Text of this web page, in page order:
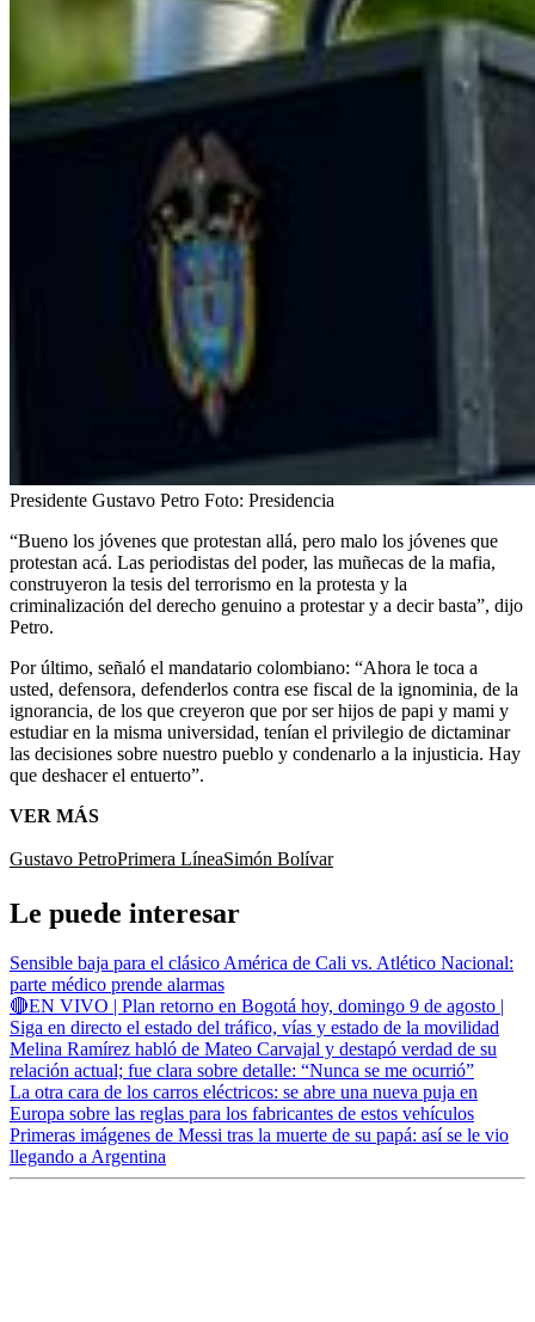
Presidente Gustavo Petro Foto: Presidencia
“Bueno los jóvenes que protestan allá, pero malo los jóvenes que
protestan acá. Las periodistas del poder, las muñecas de la mafia,
construyeron la tesis del terrorismo en la protesta y la
criminalización del derecho genuino a protestar y a decir basta”, dijo
Petro.
Por último, señaló el mandatario colombiano: “Ahora le toca a
usted, defensora, defenderlos contra ese fiscal de la ignominia, de la
ignorancia, de los que creyeron que por ser hijos de papi y mami y
estudiar en la misma universidad, tenían el privilegio de dictaminar
las decisiones sobre nuestro pueblo y condenarlo a la injusticia. Hay
que deshacer el entuerto”.
VER MÁS
Gustavo PetroPrimera LíneaSimón Bolívar
Le puede interesar
Sensible baja para el clásico América de Cali vs. Atlético Nacional:
parte médico prende alarmas
🔴EN VIVO | Plan retorno en Bogotá hoy, domingo 9 de agosto |
Siga en directo el estado del tráfico, vías y estado de la movilidad
Melina Ramírez habló de Mateo Carvajal y destapó verdad de su
relación actual; fue clara sobre detalle: “Nunca se me ocurrió”
La otra cara de los carros eléctricos: se abre una nueva puja en
Europa sobre las reglas para los fabricantes de estos vehículos
Primeras imágenes de Messi tras la muerte de su papá: así se le vio
llegando a Argentina